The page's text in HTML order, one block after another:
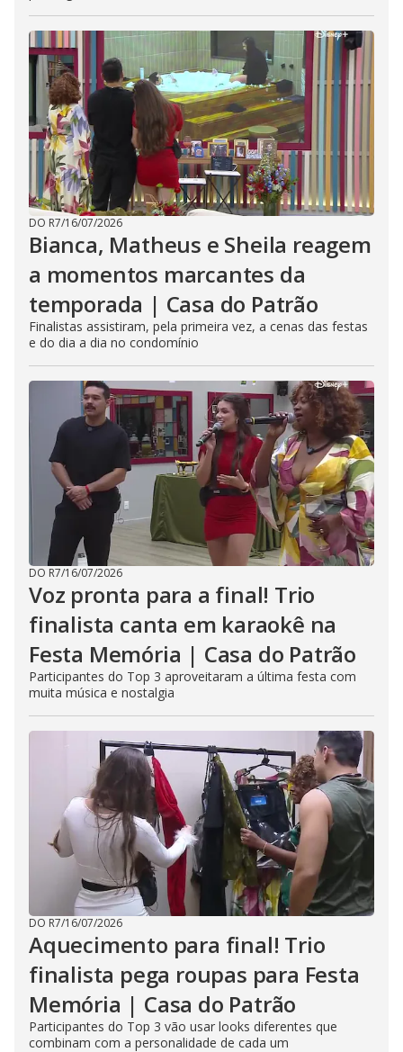
DO R7/16/07/2026
Bianca, Matheus e Sheila reagem
a momentos marcantes da
temporada | Casa do Patrão
Finalistas assistiram, pela primeira vez, a cenas das festas
e do dia a dia no condomínio
DO R7/16/07/2026
Voz pronta para a final! Trio
finalista canta em karaokê na
Festa Memória | Casa do Patrão
Participantes do Top 3 aproveitaram a última festa com
muita música e nostalgia
DO R7/16/07/2026
Aquecimento para final! Trio
finalista pega roupas para Festa
Memória | Casa do Patrão
Participantes do Top 3 vão usar looks diferentes que
combinam com a personalidade de cada um